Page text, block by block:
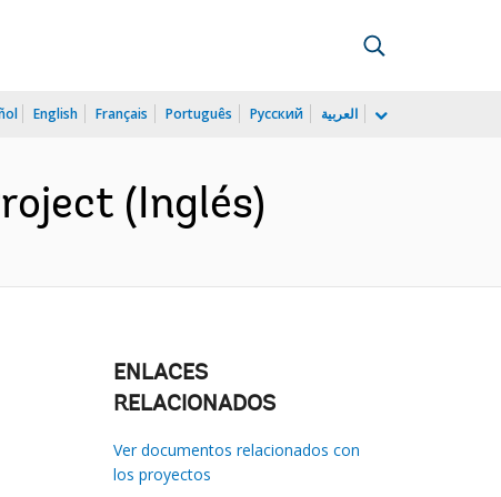
English Français Português Русский العربية
(Inglés)
ENLACES
RELACIONADOS
Ver documentos relacionados con
los proyectos